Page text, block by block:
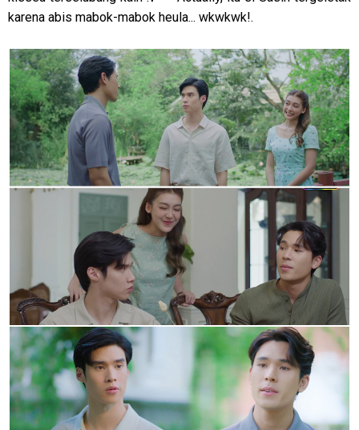
karena abis mabok-mabok heula... wkwkwk!.